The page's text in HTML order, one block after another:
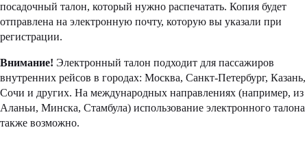
посадочный талон, который нужно распечатать. Копия будет
отправлена на электронную почту, которую вы указали при
регистрации.
Внимание! Электронный талон подходит для пассажиров
внутренних рейсов в городах: Москва, Санкт-Петербург, Казань,
Сочи и других. На международных направлениях (например, из
Аланьи, Минска, Стамбула) использование электронного талона
также возможно.